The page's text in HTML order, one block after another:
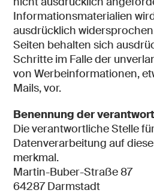
Informationsmaterialien
ausdrücklich
Seiten behalten sich
Schritte im Falle der
von Werbeinformationen,
Mails, vor.
Benennung der
Die verantwortliche Stelle
Datenverarbeitung auf
merkmal.
Martin-Buber-Straße 87
64287 Darmstadt